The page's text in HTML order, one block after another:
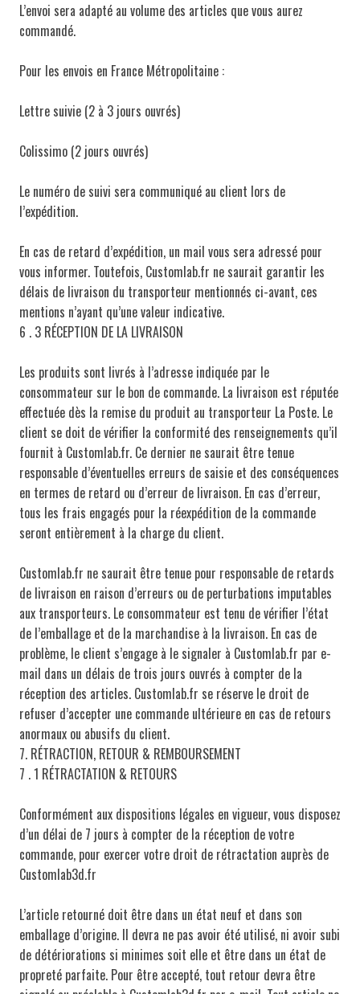
L’envoi sera adapté au volume des articles que vous aurez
commandé.
Pour les envois en France Métropolitaine :
Lettre suivie (2 à 3 jours ouvrés)
Colissimo (2 jours ouvrés)
Le numéro de suivi sera communiqué au client lors de
l’expédition.
En cas de retard d’expédition, un mail vous sera adressé pour
vous informer. Toutefois, Customlab.fr ne saurait garantir les
délais de livraison du transporteur mentionnés ci-avant, ces
mentions n’ayant qu’une valeur indicative.
6 . 3 RÉCEPTION DE LA LIVRAISON
Les produits sont livrés à l’adresse indiquée par le
consommateur sur le bon de commande. La livraison est réputée
effectuée dès la remise du produit au transporteur La Poste. Le
client se doit de vérifier la conformité des renseignements qu’il
fournit à Customlab.fr. Ce dernier ne saurait être tenue
responsable d’éventuelles erreurs de saisie et des conséquences
en termes de retard ou d’erreur de livraison. En cas d’erreur,
tous les frais engagés pour la réexpédition de la commande
seront entièrement à la charge du client.
Customlab.fr ne saurait être tenue pour responsable de retards
de livraison en raison d’erreurs ou de perturbations imputables
aux transporteurs. Le consommateur est tenu de vérifier l’état
de l’emballage et de la marchandise à la livraison. En cas de
problème, le client s’engage à le signaler à Customlab.fr par e-
mail dans un délais de trois jours ouvrés à compter de la
réception des articles. Customlab.fr se réserve le droit de
refuser d’accepter une commande ultérieure en cas de retours
anormaux ou abusifs du client.
7. RÉTRACTION, RETOUR & REMBOURSEMENT
7 . 1 RÉTRACTATION & RETOURS
Conformément aux dispositions légales en vigueur, vous disposez
d’un délai de 7 jours à compter de la réception de votre
commande, pour exercer votre droit de rétractation auprès de
Customlab3d.fr
L’article retourné doit être dans un état neuf et dans son
emballage d’origine. Il devra ne pas avoir été utilisé, ni avoir subi
de détériorations si minimes soit elle et être dans un état de
propreté parfaite. Pour être accepté, tout retour devra être